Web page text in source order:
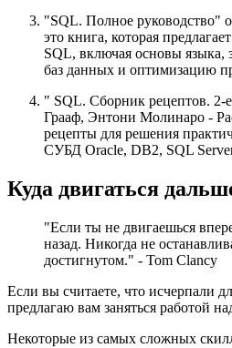
"SQL. Полное руководство"
это книга, которая
SQL, включая основы языка,
баз данных и оптимизацию
" SQL. Сборник рецептов. 2-
Грааф, Энтони Молинаро -
рецепты для решения
СУБД Oracle, DB2, SQL
Куда двигаться
"Если ты не двигаешься
назад. Никогда не
достигнутом." - Tom Clancy
Если вы считаете, что исчерпали
предлагаю вам заняться работой
Некоторые из самых сложных